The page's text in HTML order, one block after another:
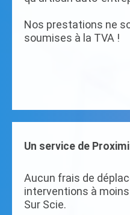
Nos prestations ne
soumises à la TVA !
Un service de
Aucun frais de
interventions à
Sur Scie.